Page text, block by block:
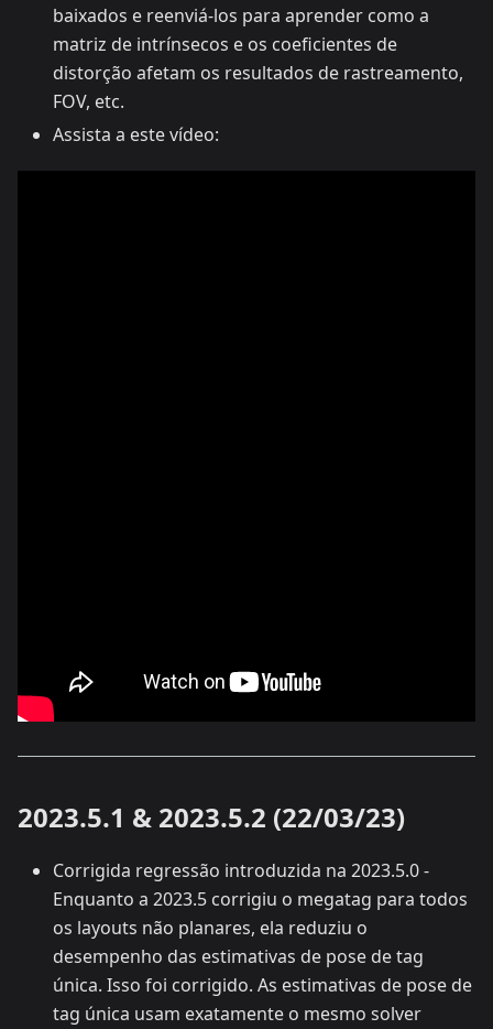
baixados e reenviá-los para aprender como a
matriz de intrínsecos e os coeficientes de
distorção afetam os resultados de rastreamento,
FOV, etc.
Assista a este vídeo:
2023.5.1 & 2023.5.2 (22/03/23)
Corrigida regressão introduzida na 2023.5.0 -
Enquanto a 2023.5 corrigiu o megatag para todos
os layouts não planares, ela reduziu o
desempenho das estimativas de pose de tag
única. Isso foi corrigido. As estimativas de pose de
tag única usam exatamente o mesmo solver